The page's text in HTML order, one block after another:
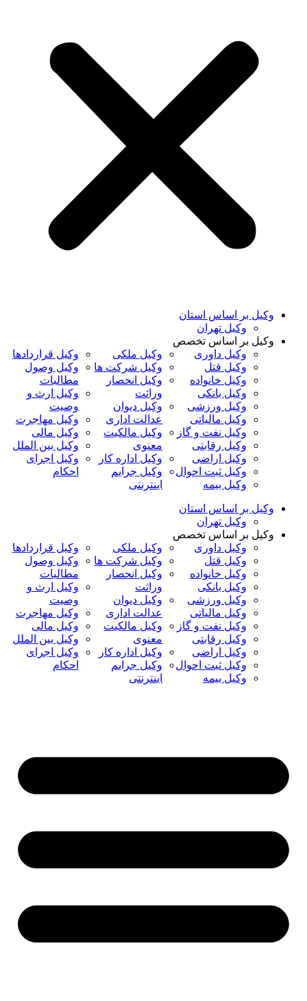
وکیل بر اساس استان
وکیل تهران
وکیل بر اساس تخصص
وکیل داوری
وکیل قتل
وکیل خانواده
وکیل بانکی
وکیل ورزشی
وکیل مالیاتی
وکیل نفت و گاز
وکیل رقابتی
وکیل اراضی
وکیل ثبت احوال
وکیل بیمه
وکیل ملکی
وکیل شرکت ها
وکیل انحصار
وراثت
وکیل دیوان
عدالت اداری
وکیل مالکیت
معنوی
وکیل اداره کار
وکیل جرایم
اینترنتی
وکیل قراردادها
وکیل وصول
مطالبات
وکیل ارث و
وصیت
وکیل مهاجرت
وکیل مالی
وکیل بین الملل
وکیل اجرای
احکام
وکیل بر اساس استان
وکیل تهران
وکیل بر اساس تخصص
وکیل داوری
وکیل قتل
وکیل خانواده
وکیل بانکی
وکیل ورزشی
وکیل مالیاتی
وکیل نفت و گاز
وکیل رقابتی
وکیل اراضی
وکیل ثبت احوال
وکیل بیمه
وکیل ملکی
وکیل شرکت ها
وکیل انحصار
وراثت
وکیل دیوان
عدالت اداری
وکیل مالکیت
معنوی
وکیل اداره کار
وکیل جرایم
اینترنتی
وکیل قراردادها
وکیل وصول
مطالبات
وکیل ارث و
وصیت
وکیل مهاجرت
وکیل مالی
وکیل بین الملل
وکیل اجرای
احکام